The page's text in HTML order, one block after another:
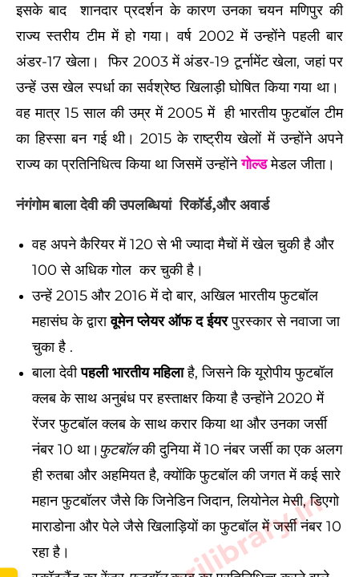
इसके बाद शानदार प्रदर्शन के कारण उनका चयन मणिपुर की
राज्य स्तरीय टीम में हो गया।वर्ष 2002 में उन्होंने पहली बार
अंडर-17 खेला। फिर 2003 में अंडर-19 टूर्नामेंट खेला, जहां पर
उन्हें उस खेल स्पर्धा का सर्वश्रेष्ठ खिलाड़ी घोषित किया गया था।
वह मात्र 15 साल की उम्र में 2005 में ही भारतीय फुटबॉल टीम
का हिस्सा बन गई थी। 2015 के राष्ट्रीय खेलों में उन्होंने अपने
राज्य का प्रतिनिधित्व किया था जिसमें उन्होंनेगोल्डमेडल जीता।
नंगंगोम बाला देवी कीउपलब्धियां रिकॉर्ड,और अवार्ड
वह अपने कैरियर में 120 से भी ज्यादा मैचों में खेल चुकी है और
100 से अधिक गोल कर चुकी है।
उन्हें 2015 और 2016 में दो बार, अखिल भारतीय फुटबॉल
महासंघ के द्वारावूमेन प्लेयर ऑफ द ईयरपुरस्कार से नवाजा जा
चुका है .
बाला देवीपहली भारतीय महिलाहै, जिसने कि यूरोपीय फुटबॉल
क्लब के साथ अनुबंध पर हस्ताक्षर किया है उन्होंने 2020 में
रेंजर फुटबॉल क्लब के साथ करार किया था और उनका जर्सी
नंबर 10 था। फुटबॉलकी दुनिया में 10 नंबर जर्सी का एक अलग
ही रुतबा और अहमियत है, क्योंकि फुटबॉल की जगत में कई सारे
महान फुटबॉलर जैसे कि जिनेडिन जिदान, लियोनेल मेसी, डिएगो
माराडोना और पेले जैसे खिलाड़ियों का फुटबॉल में जर्सी नंबर 10
रहा है।